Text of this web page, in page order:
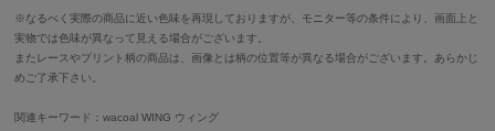
※なるべく実際の商品に近い色味を再現しておりますが、モニター等の条件により、画面上と
実物では色味が異なって見える場合がございます。
またレースやプリント柄の商品は、画像とは柄の位置等が異なる場合がございます。あらかじ
めご了承下さい。
関連キーワード：wacoal WING ウィング